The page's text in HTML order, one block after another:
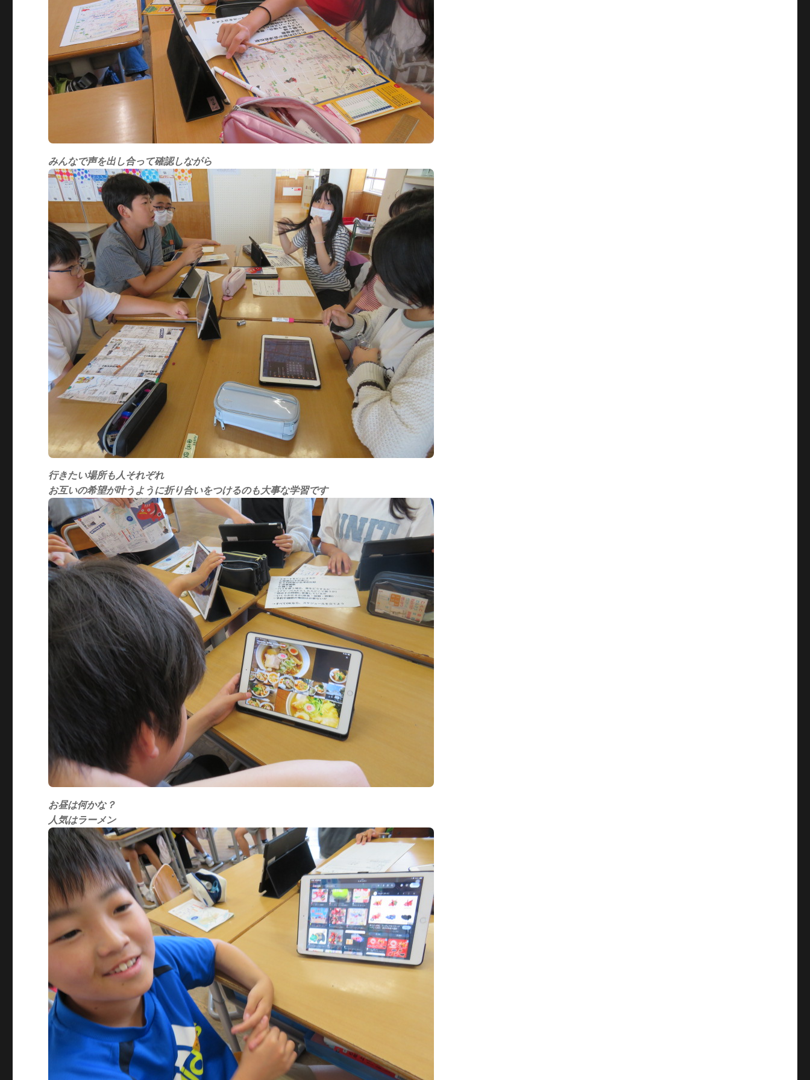
みんなで声を出し合って確認しながら
行きたい場所も人それぞれ
お互いの希望が叶うように折り合いをつけるのも大事な学習です
お昼は何かな？
人気はラーメン